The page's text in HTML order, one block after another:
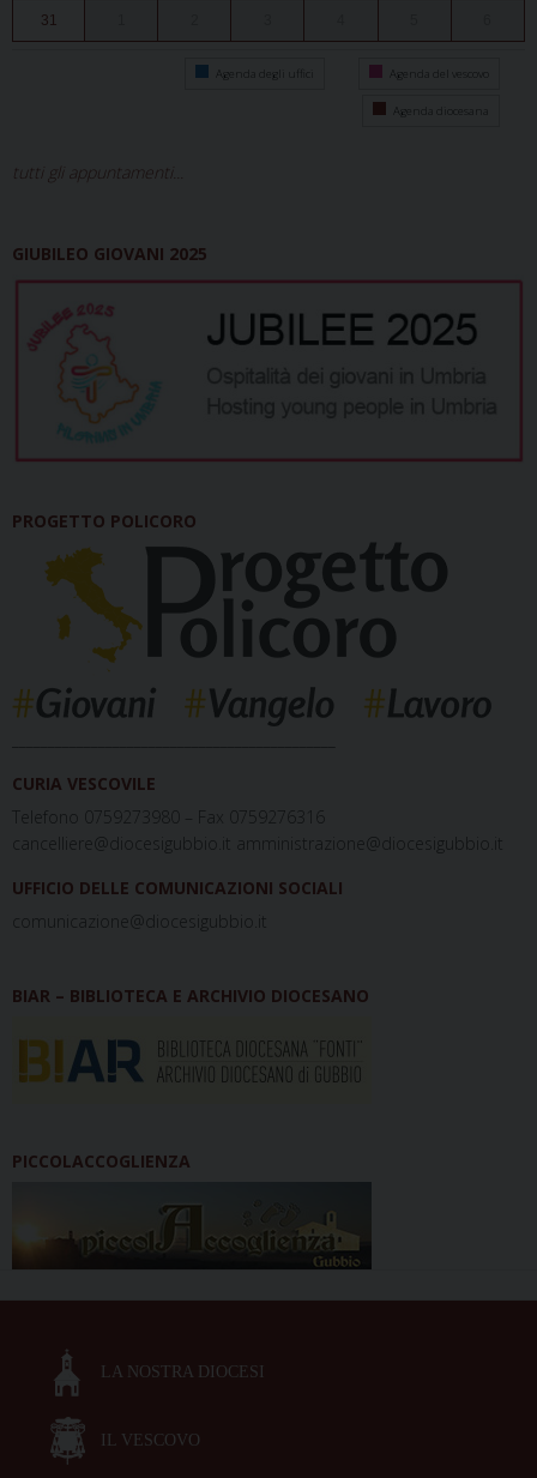
31
Agenda degli uffici Agenda del vescovo
Agenda diocesana
tutti gli appuntamenti...
GIUBILEO GIOVANI 2025
PROGETTO POLICORO
CURIA VESCOVILE
Telefono 0759273980 – Fax 0759276316
cancelliere@diocesigubbio.it amministrazione@diocesigubbio.it
UFFICIO DELLE COMUNICAZIONI SOCIALI
comunicazione@diocesigubbio.it
BIAR – BIBLIOTECA E ARCHIVIO DIOCESANO
PICCOLACCOGLIENZA
LA NOSTRA DIOCESI
IL VESCOVO